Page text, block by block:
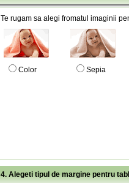
Te rugam sa alegi fromatul imaginii
Color Sepia
4. Alegeti tipul de margine pentru